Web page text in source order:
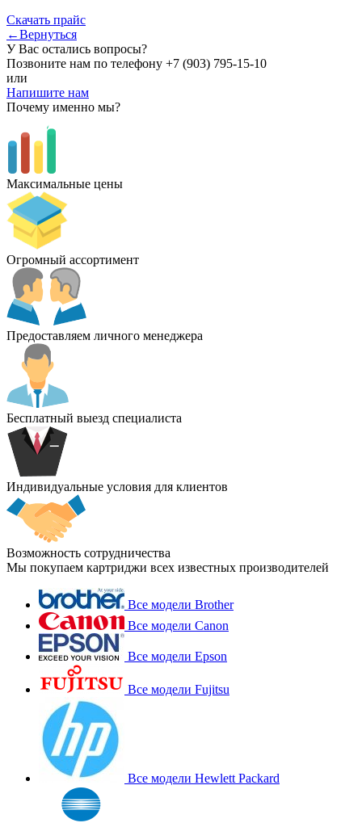
Скачать прайс
←Вернуться
У Вас остались вопросы?
Позвоните нам по телефону +7 (903) 795-15-10
или
Напишите нам
Почему именно мы?
Максимальные цены
Огромный ассортимент
Предоставляем личного менеджера
Бесплатный выезд специалиста
Индивидуальные условия для клиентов
Возможность сотрудничества
Мы покупаем картриджи всех известных производителей
Все модели Brother
Все модели Canon
Все модели Epson
Все модели Fujitsu
Все модели Hewlett Packard